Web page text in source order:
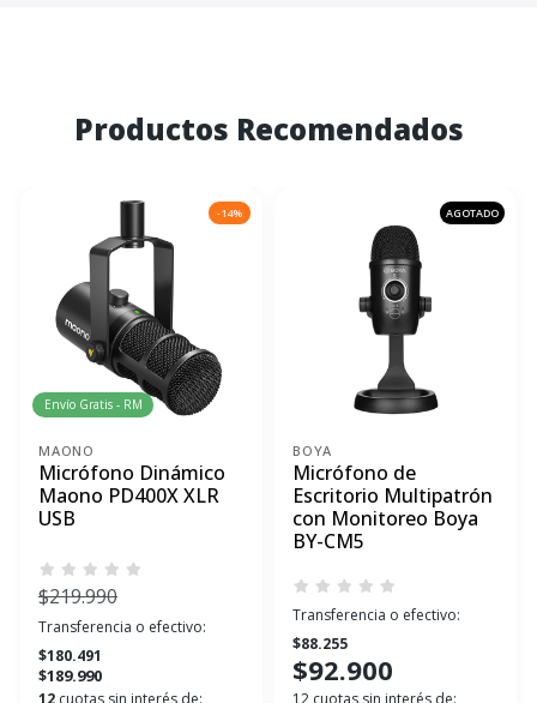
Productos Recomendados
-14%
Envío Gratis - RM
MAONO
Micrófono Dinámico
Maono PD400X XLR
USB
$219.990
Transferencia o efectivo:
$180.491
$189.990
12 cuotas sin interés de:
AGOTADO
BOYA
Micrófono de
Escritorio Multipatrón
con Monitoreo Boya
BY-CM5
Transferencia o efectivo:
$88.255
$92.900
12 cuotas sin interés de: